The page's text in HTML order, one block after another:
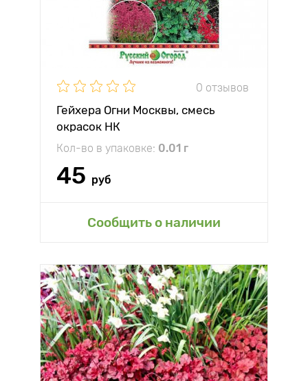
0 отзывов
Гейхера Огни Москвы, смесь
окрасок НК
Кол-во в упаковке: 0.01 г
45 руб
Сообщить о наличии